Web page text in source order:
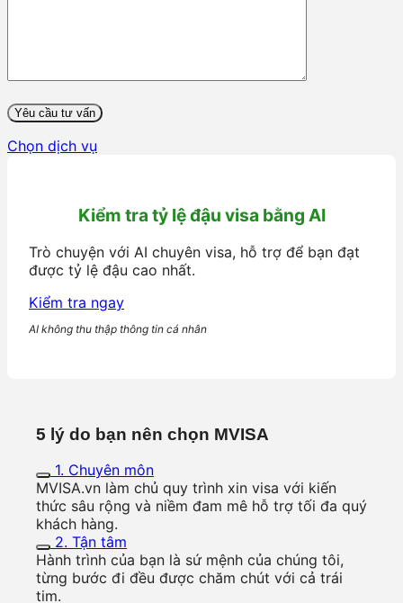
Chọn dịch vụ
Kiểm tra tỷ lệ đậu visa bằng AI
Trò chuyện với AI chuyên visa, hỗ trợ để bạn đạt
được tỷ lệ đậu cao nhất.
Kiểm tra ngay
AI không thu thập thông tin cá nhân
5 lý do bạn nên chọn MVISA
1. Chuyên môn
MVISA.vn làm chủ quy trình xin visa với kiến
thức sâu rộng và niềm đam mê hỗ trợ tối đa quý
khách hàng.
2. Tận tâm
Hành trình của bạn là sứ mệnh của chúng tôi,
từng bước đi đều được chăm chút với cả trái
tim.